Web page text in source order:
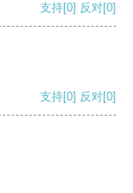
支持[0] 反对[0]
支持[0] 反对[0]